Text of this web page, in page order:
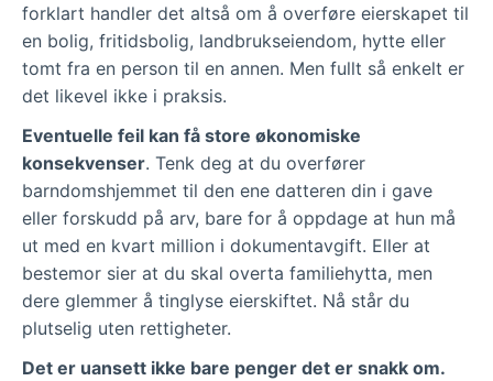
forklart handler det altså om å overføre eierskapet til
en bolig, fritidsbolig, landbrukseiendom, hytte eller
tomt fra en person til en annen. Men fullt så enkelt er
det likevel ikke i praksis.
Eventuelle feil kan få store økonomiske
konsekvenser. Tenk deg at du overfører
barndomshjemmet til den ene datteren din i gave
eller forskudd på arv, bare for å oppdage at hun må
ut med en kvart million i dokumentavgift. Eller at
bestemor sier at du skal overta familiehytta, men
dere glemmer å tinglyse eierskiftet. Nå står du
plutselig uten rettigheter.
Det er uansett ikke bare penger det er snakk om.